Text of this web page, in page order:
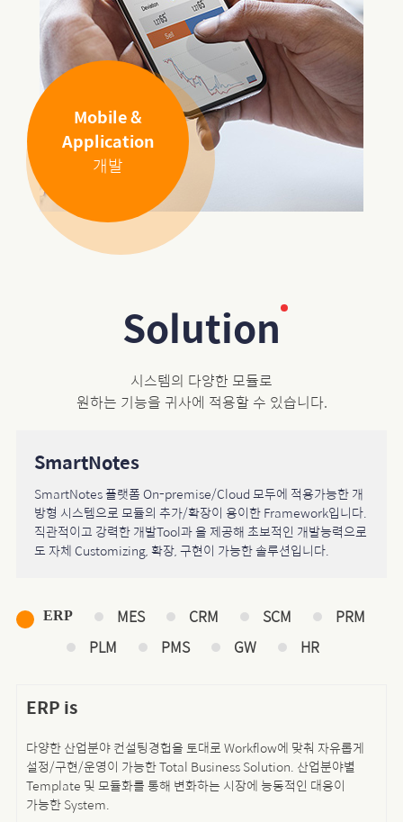
Mobile &
Application
개발
Solution
시스템의 다양한 모듈로
원하는 기능을 귀사에 적용할 수 있습니다.
SmartNotes
SmartNotes 플랫폼 On-premise/Cloud 모두에 적용가능한 개
방형 시스템으로 모듈의 추가/확장이 용이한 Framework입니다.
직관적이고 강력한 개발Tool과 을 제공해 초보적인 개발능력으로
도 자체 Customizing, 확장, 구현이 가능한솔루션입니다.
ERP MES CRM SCM
PRM
PLM
PMS GW HR
ERP is
다양한 산업분야 컨설팅경헙을 토대로 Workflow에 맞춰 자유롭게
설정/구현/운영이 가능한 Total Business Solution. 산업분야별
Template 및 모듈화를 통해 변화하는 시장에 능동적인 대응이
가능한 System.